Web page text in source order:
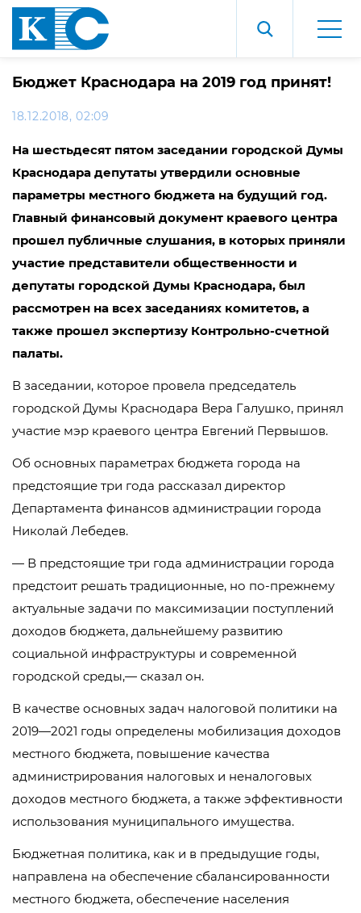
Бюджет Краснодара на 2019 год принят!
18.12.2018, 02:09
На шестьдесят пятом заседании городской Думы
Краснодара депутаты утвердили основные
параметры местного бюджета на будущий год.
Главный финансовый документ краевого центра
прошел публичные слушания, в которых приняли
участие представители общественности и
депутаты городской Думы Краснодара, был
рассмотрен на всех заседаниях комитетов, а
также прошел экспертизу Контрольно-счетной
палаты.
В заседании, которое провела председатель
городской Думы Краснодара Вера Галушко, принял
участие мэр краевого центра Евгений Первышов.
Об основных параметрах бюджета города на
предстоящие три года рассказал директор
Департамента финансов администрации города
Николай Лебедев.
— В предстоящие три года администрации города
предстоит решать традиционные, но по-прежнему
актуальные задачи по максимизации поступлений
доходов бюджета, дальнейшему развитию
социальной инфраструктуры и современной
городской среды,— сказал он.
В качестве основных задач налоговой политики на
2019—2021 годы определены мобилизация доходов
местного бюджета, повышение качества
администрирования налоговых и неналоговых
доходов местного бюджета, а также эффективности
использования муниципального имущества.
Бюджетная политика, как и в предыдущие годы,
направлена на обеспечение сбалансированности
местного бюджета, обеспечение населения